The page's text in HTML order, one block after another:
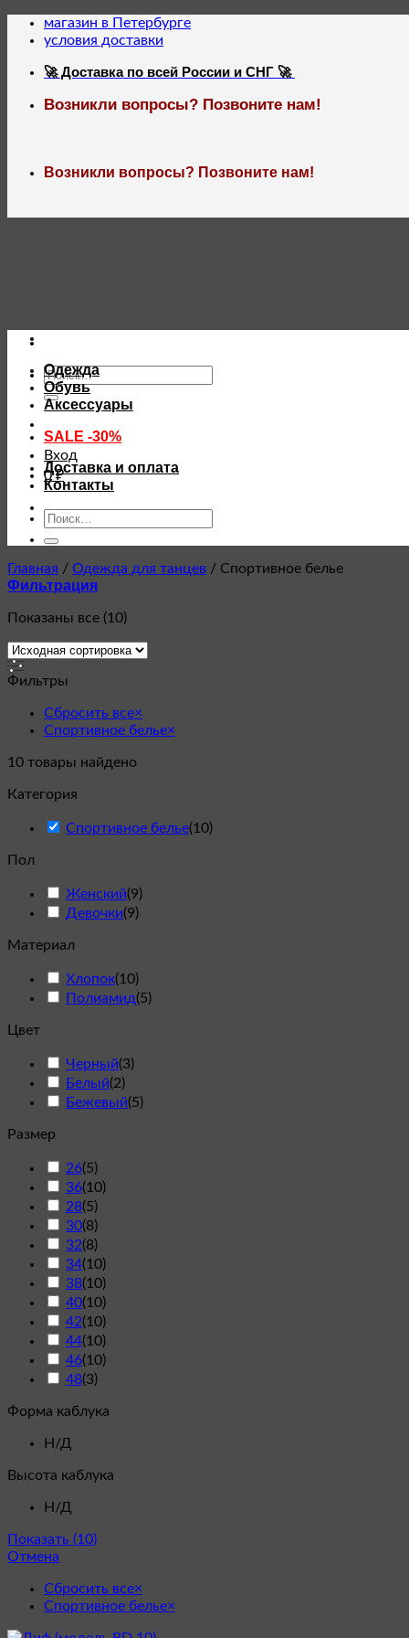
Skip
магазин в Петербурге
условия доставки
🚀 Доставка по всей России и СНГ 🚀
Возникли вопросы? Позвоните нам!
Возникли вопросы? Позвоните нам!
Искать:
Вход
0₽
Одежда
Обувь
Аксессуары
SALE -30%
Доставка и оплата
Контакты
Искать:
Главная / Одежда для танцев / Спортивное белье
Фильтрация
Показаны все (10)
Фильтры
Сбросить все×
Спортивное белье×
10 товары найдено
Категория
Спортивное белье(10)
Пол
Женский(9)
Девочки(9)
Материал
Хлопок(10)
Полиамид(5)
Цвет
Черный(3)
Белый(2)
Бежевый(5)
Размер
26(5)
36(10)
28(5)
30(8)
32(8)
34(10)
38(10)
40(10)
42(10)
44(10)
46(10)
48(3)
Форма каблука
Н/Д
Высота каблука
Н/Д
Показать (10)
Отмена
Сбросить все×
Спортивное белье×